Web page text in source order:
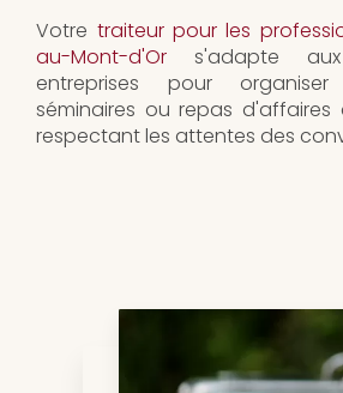
Votre traiteur pour les
au-Mont-d'Or s'adapte
entreprises pour
séminaires ou repas
respectant les attentes des